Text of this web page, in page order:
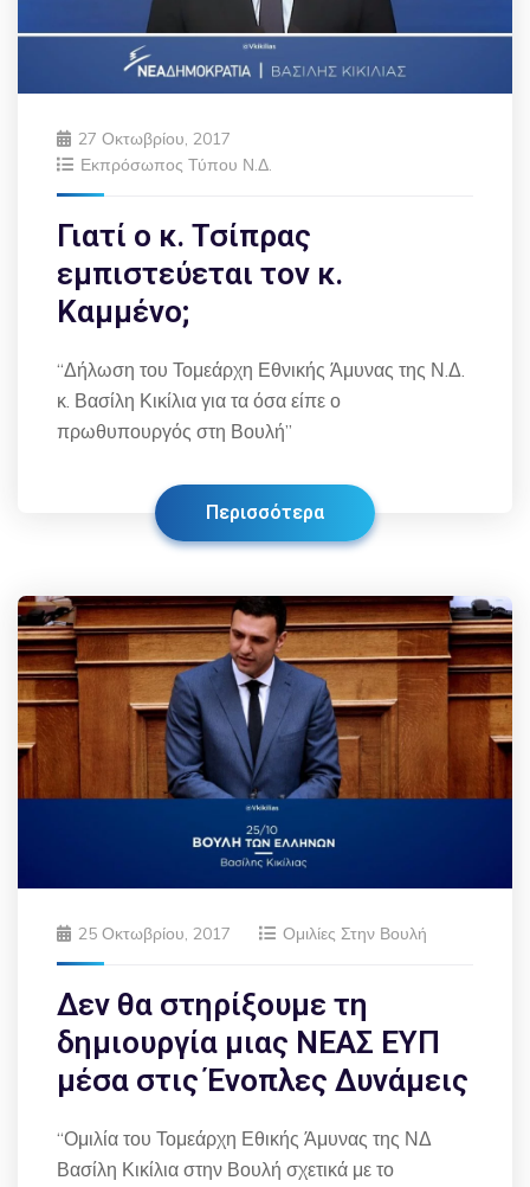
27 Οκτωβρίου, 2017
Εκπρόσωπος Τύπου Ν.Δ.
Γιατί ο κ. Τσίπρας
εμπιστεύεται τον κ.
Καμμένο;
“Δήλωση του Τομεάρχη Εθνικής Άμυνας της Ν.Δ.
κ. Βασίλη Κικίλια για τα όσα είπε ο
πρωθυπουργός στη Βουλή”
Περισσότερα
25 Οκτωβρίου, 2017 Ομιλίες Στην Βουλή
Δεν θα στηρίξουμε τη
δημιουργία μιας ΝΕΑΣ ΕΥΠ
μέσα στις Ένοπλες Δυνάμεις
“Ομιλία του Τομεάρχη Εθικής Άμυνας της ΝΔ
Βασίλη Κικίλια στην Βουλή σχετικά με το